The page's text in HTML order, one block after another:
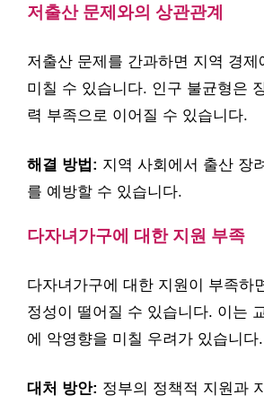
저출산 문제와의 상관관계
저출산 문제를 간과하면 지역 경제
미칠 수 있습니다. 인구 불균형은
력 부족으로 이어질 수 있습니다.
해결 방법: 지역 사회에서 출산 장
를 예방할 수 있습니다.
다자녀가구에 대한 지원 부족
다자녀가구에 대한 지원이 부족하
정성이 떨어질 수 있습니다. 이는
에 악영향을 미칠 우려가 있습니다.
대처 방안: 정부의 정책적 지원과